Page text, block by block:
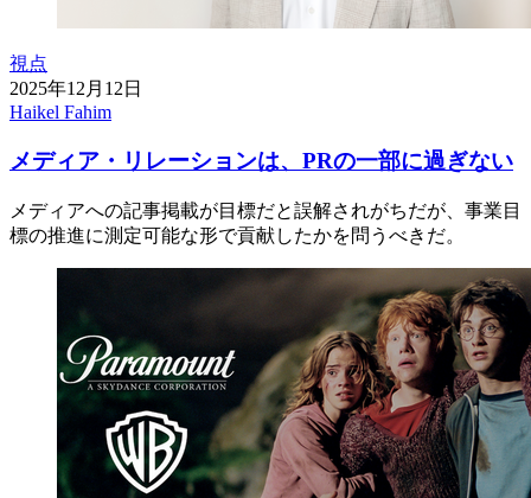
視点
2025年12月12日
Haikel Fahim
メディア・リレーションは、PRの一部に過ぎない
メディアへの記事掲載が目標だと誤解されがちだが、事業目
標の推進に測定可能な形で貢献したかを問うべきだ。